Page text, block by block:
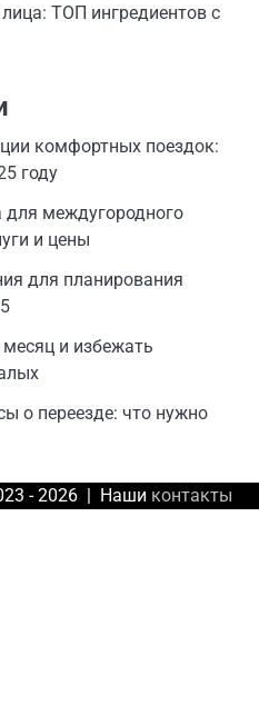
ТОП ингредиентов с
комфортных поездок:
году
для междугородного
и цены
для планирования
и избежать
о переезде: что нужно
- 2026 | Наши контакты